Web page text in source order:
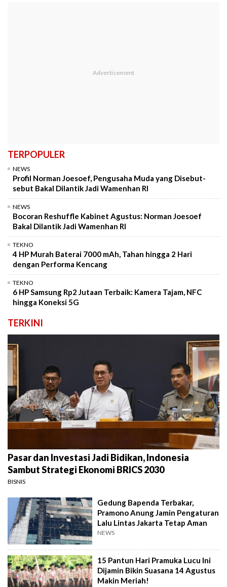
TERPOPULER
NEWS
Profil Norman Joesoef, Pengusaha Muda yang Disebut-
sebut Bakal Dilantik Jadi Wamenhan RI
NEWS
Bocoran Reshuffle Kabinet Agustus: Norman Joesoef
Bakal Dilantik Jadi Wamenhan RI
TEKNO
4 HP Murah Baterai 7000 mAh, Tahan hingga 2 Hari
dengan Performa Kencang
TEKNO
6 HP Samsung Rp2 Jutaan Terbaik: Kamera Tajam, NFC
hingga Koneksi 5G
TERKINI
Pasar dan Investasi Jadi Bidikan, Indonesia
Sambut Strategi Ekonomi BRICS 2030
BISNIS
Gedung Bapenda Terbakar,
Pramono Anung Jamin Pengaturan
Lalu Lintas Jakarta Tetap Aman
NEWS
15 Pantun Hari Pramuka Lucu Ini
Dijamin Bikin Suasana 14 Agustus
Makin Meriah!